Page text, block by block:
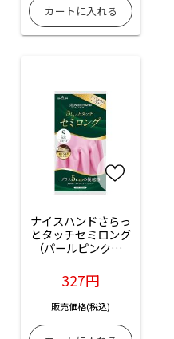
ナイスハンドさらっ
とタッチセミロング
（パールピンク／S
327円
販売価格(税込)